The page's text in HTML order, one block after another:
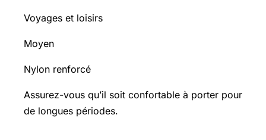
Voyages et loisirs
Moyen
Nylon renforcé
Assurez-vous qu’il soit confortable à porter pour
de longues périodes.